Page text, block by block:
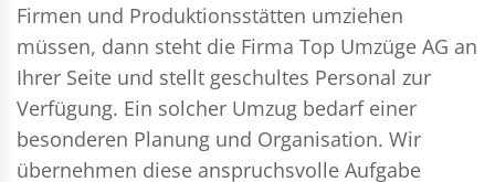
Firmen und Produktionsstätten umziehen
müssen, dann steht die Firma Top Umzüge AG an
Ihrer Seite und stellt geschultes Personal zur
Verfügung. Ein solcher Umzug bedarf einer
besonderen Planung und Organisation. Wir
übernehmen diese anspruchsvolle Aufgabe